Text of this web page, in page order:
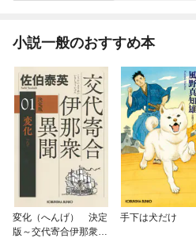
小説一般のおすすめ本
変化（へんげ） 決定
版～交代寄合伊那衆異
手下は犬だけ